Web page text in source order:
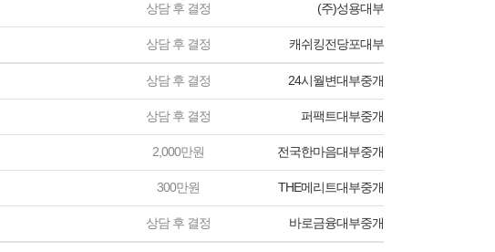
상담 후 결정 (주)성용대부
상담 후 결정 캐쉬킹전당포대부
상담 후 결정 24시월변대부중개
상담 후 결정 퍼팩트대부중개
2,000만원 전국한마음대부중개
300만원 THE메리트대부중개
상담 후 결정 바로금융대부중개